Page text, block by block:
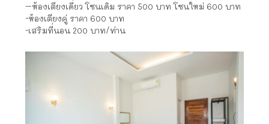
–ห้องเตียงเดี่ยว โซนเดิม ราคา 500 บาท โซนใหม่ 600 บาท
-ห้องเตียงคู่ ราคา 600 บาท
-เสริมที่นอน 200 บาท/ท่าน